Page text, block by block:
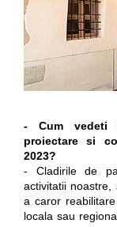
- Cum vedeti
proiectare si
2023?
- Cladirile de
activitatii noastre,
a caror
locala sau